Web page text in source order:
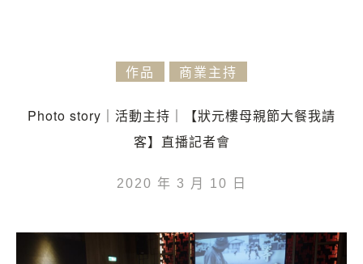
作品 商業主持
Photo story｜活動主持｜【狀元樓母親節大餐我請
客】直播記者會
2020 年 3 月 10 日